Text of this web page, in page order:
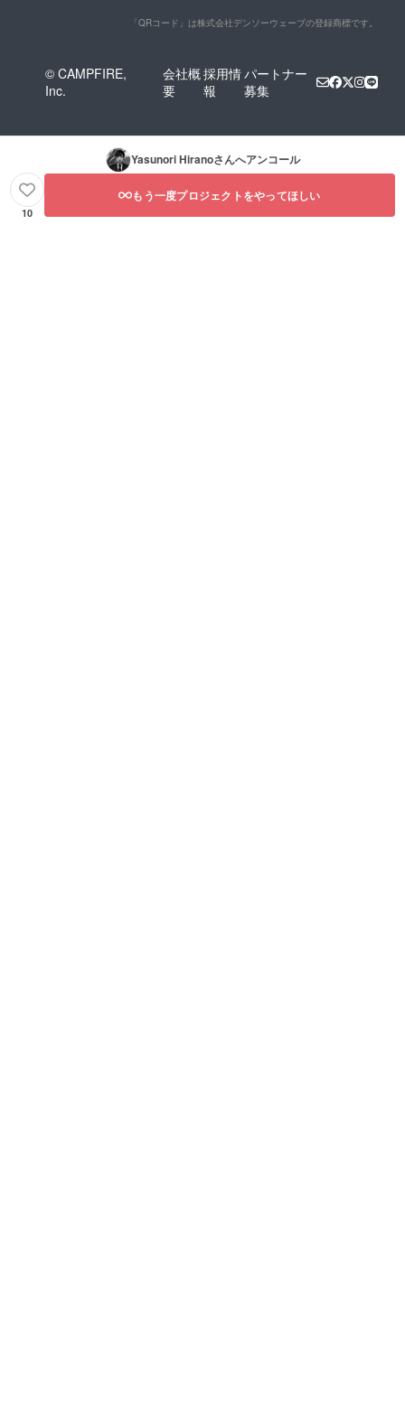
「QRコード」は株式会社デンソーウェーブの登録商標です。
© CAMPFIRE,
Inc.
会社概
要
採用情
報
パートナー
募集
Yasunori Hiranoさんへアンコール
10
もう一度プロジェクトをやってほしい